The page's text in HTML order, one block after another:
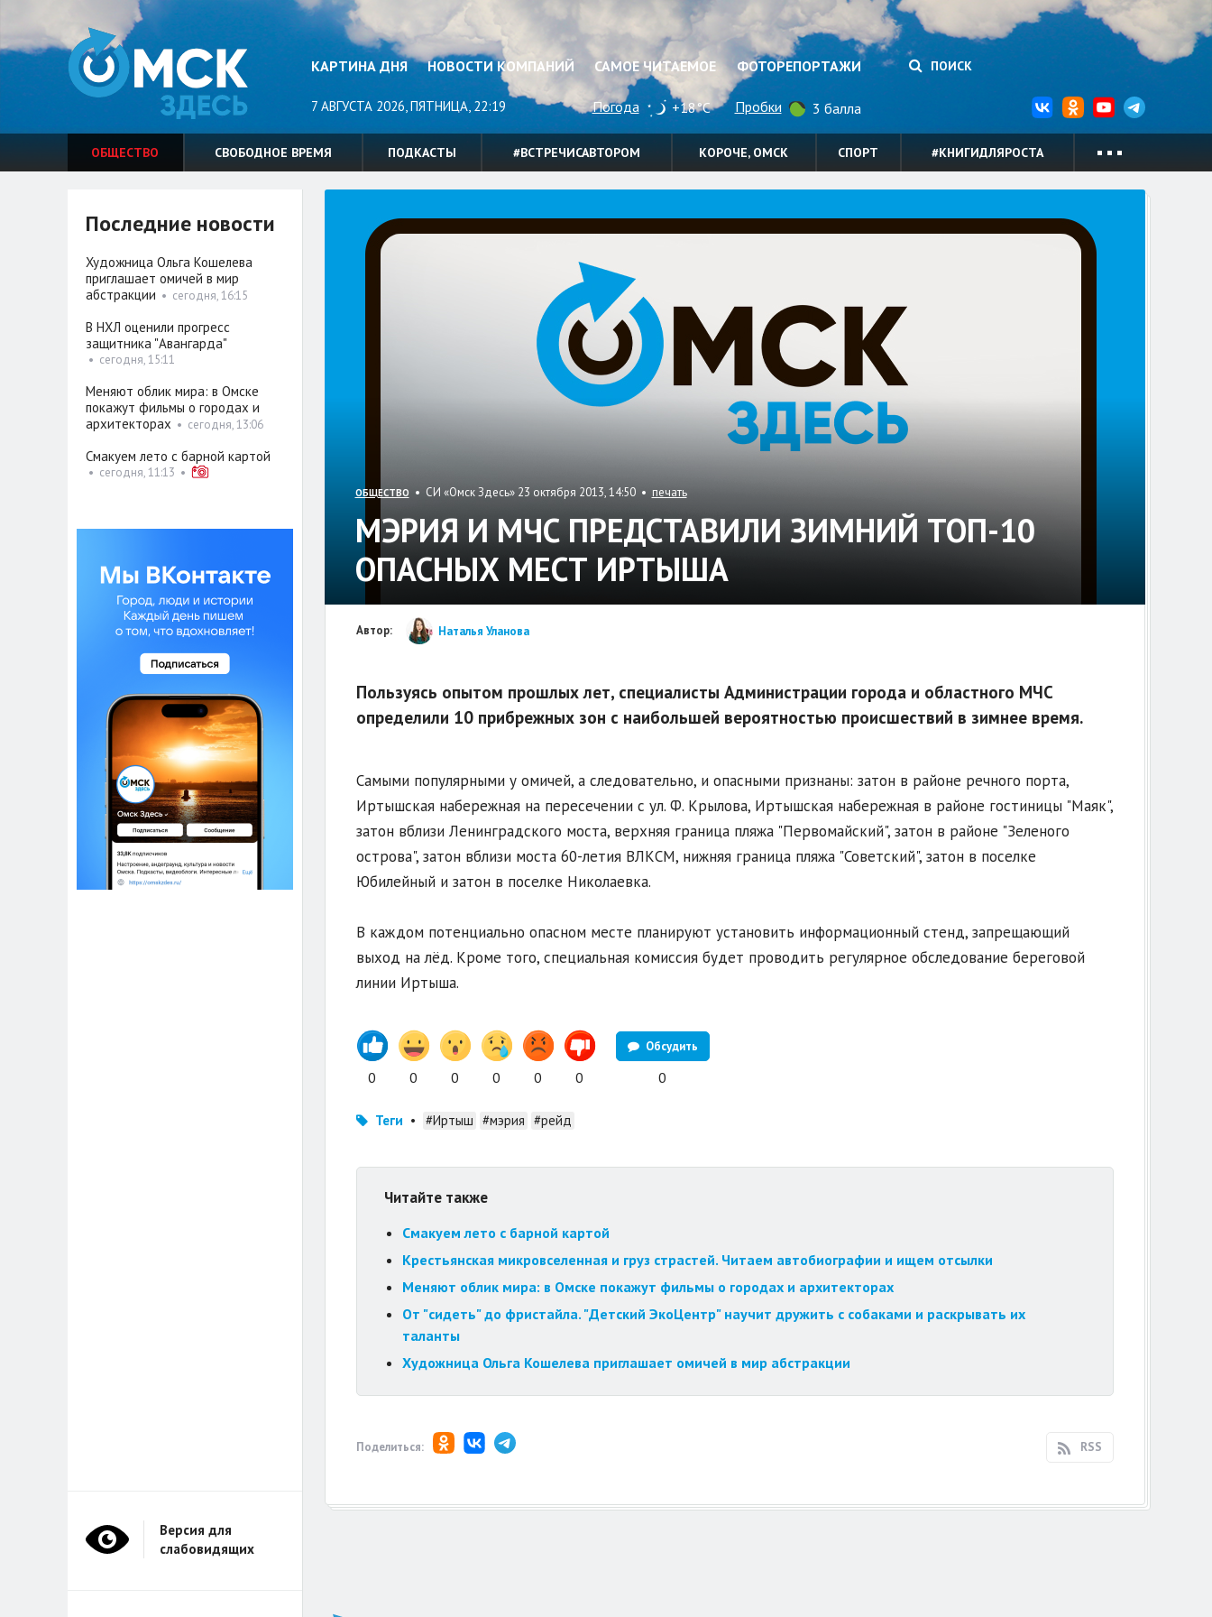
КАРТИНА ДНЯ НОВОСТИ КОМПАНИЙ САМОЕ ЧИТАЕМОЕ ФОТОРЕПОРТАЖИ ПОИСК
7 АВГУСТА 2026, ПЯТНИЦА, 22:19 Погода +18°C Пробки 3 балла
ОБЩЕСТВО СВОБОДНОЕ ВРЕМЯ ПОДКАСТЫ #ВСТРЕЧИСАВТОРОМ КОРОЧЕ, ОМСК СПОРТ #КНИГИДЛЯРОСТА
ОБЩЕСТВО • СИ «Омск Здесь» 23 октября 2013, 14:50 • печать
МЭРИЯ И МЧС ПРЕДСТАВИЛИ ЗИМНИЙ ТОП-10
ОПАСНЫХ МЕСТ ИРТЫША
Автор: Наталья Уланова
Пользуясь опытом прошлых лет, специалисты Администрации города и областного МЧС
определили 10 прибрежных зон с наибольшей вероятностью происшествий в зимнее время.
Самыми популярными у омичей, а следовательно, и опасными признаны: затон в районе речного порта,
Иртышская набережная на пересечении с ул. Ф. Крылова, Иртышская набережная в районе гостиницы "Маяк",
затон вблизи Ленинградского моста, верхняя граница пляжа "Первомайский", затон в районе "Зеленого
острова", затон вблизи моста 60-летия ВЛКСМ, нижняя граница пляжа "Советский", затон в поселке
Юбилейный и затон в поселке Николаевка.
В каждом потенциально опасном месте планируют установить информационный стенд, запрещающий
выход на лёд. Кроме того, специальная комиссия будет проводить регулярное обследование береговой
линии Иртыша.
0 0 0 0 0 0
Обсудить
0
Теги • #Иртыш #мэрия #рейд
Читайте также
Смакуем лето с барной картой
Крестьянская микровселенная и груз страстей. Читаем автобиографии и ищем отсылки
Меняют облик мира: в Омске покажут фильмы о городах и архитекторах
От "сидеть" до фристайла. "Детский ЭкоЦентр" научит дружить с собаками и раскрывать их
таланты
Художница Ольга Кошелева приглашает омичей в мир абстракции
Поделиться: RSS
Последние новости
Художница Ольга Кошелева
приглашает омичей в мир
абстракции • сегодня, 16:15
В НХЛ оценили прогресс
защитника "Авангарда"
• сегодня, 15:11
Меняют облик мира: в Омске
покажут фильмы о городах и
архитекторах • сегодня, 13:06
Смакуем лето с барной картой
• сегодня, 11:13 •
Версия для
слабовидящих